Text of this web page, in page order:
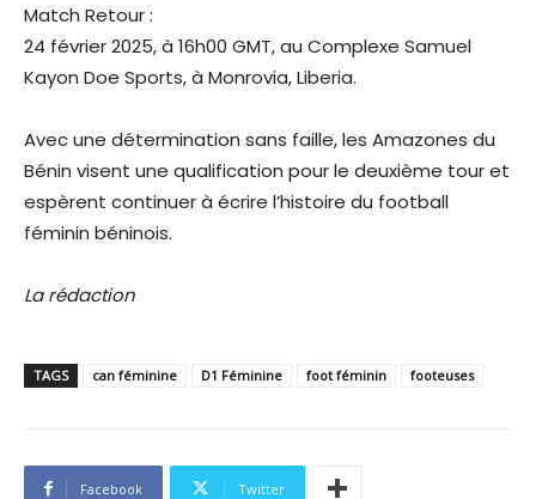
Match Retour :
24 février 2025, à 16h00 GMT, au Complexe Samuel
Kayon Doe Sports, à Monrovia, Liberia.
Avec une détermination sans faille, les Amazones du
Bénin visent une qualification pour le deuxième tour et
espèrent continuer à écrire l’histoire du football
féminin béninois.
La rédaction
TAGS can féminine D1 Féminine foot féminin footeuses
Facebook Twitter